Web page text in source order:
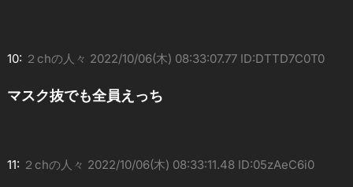
10: ２chの人々 2022/10/06(木) 08:33:07.77 ID:DTTD7C0T0
マスク抜でも全員えっち
11: ２chの人々 2022/10/06(木) 08:33:11.48 ID:05zAeC6i0